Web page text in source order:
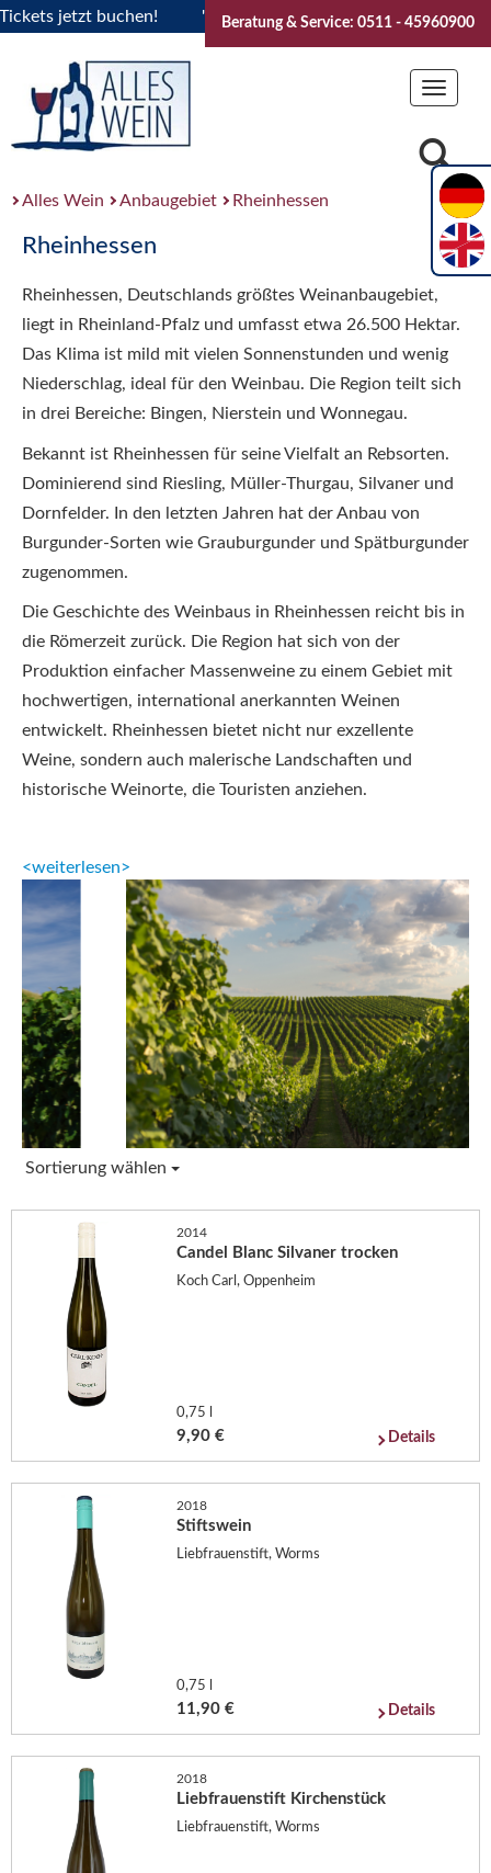
jetzt buchen! "Das Sommerfest 2026" Vive la
Beratung & Service: 0511 - 45960900
Toggle
Alles Wein Anbaugebiet Rheinhessen
Rheinhessen
Rheinhessen, Deutschlands größtes Weinanbaugebiet,
liegt in Rheinland-Pfalz und umfasst etwa 26.500 Hektar.
Das Klima ist mild mit vielen Sonnenstunden und wenig
Niederschlag, ideal für den Weinbau. Die Region teilt sich
in drei Bereiche: Bingen, Nierstein und Wonnegau.
Bekannt ist Rheinhessen für seine Vielfalt an Rebsorten.
Dominierend sind Riesling, Müller-Thurgau, Silvaner und
Dornfelder. In den letzten Jahren hat der Anbau von
Burgunder-Sorten wie Grauburgunder und Spätburgunder
zugenommen.
Die Geschichte des Weinbaus in Rheinhessen reicht bis in
die Römerzeit zurück. Die Region hat sich von der
Produktion einfacher Massenweine zu einem Gebiet mit
hochwertigen, international anerkannten Weinen
entwickelt. Rheinhessen bietet nicht nur exzellente
Weine, sondern auch malerische Landschaften und
historische Weinorte, die Touristen anziehen.
<weiterlesen>
Sortierung wählen
2014
Candel Blanc Silvaner trocken
Koch Carl, Oppenheim
0,75 l
9,90 € Details
2018
Stiftswein
Liebfrauenstift, Worms
0,75 l
11,90 € Details
2018
Liebfrauenstift Kirchenstück
Liebfrauenstift, Worms